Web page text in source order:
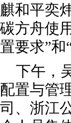
麒和平奕
碳方舟使
置要求”
下午，
配置与管
司、浙江